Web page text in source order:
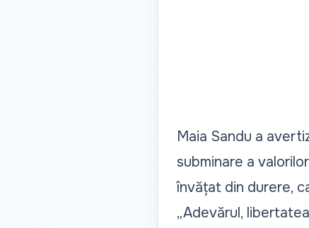
Maia Sandu a
subminare a
învățat din durere,
„Adevărul,